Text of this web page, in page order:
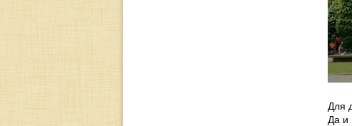
Для
Да и